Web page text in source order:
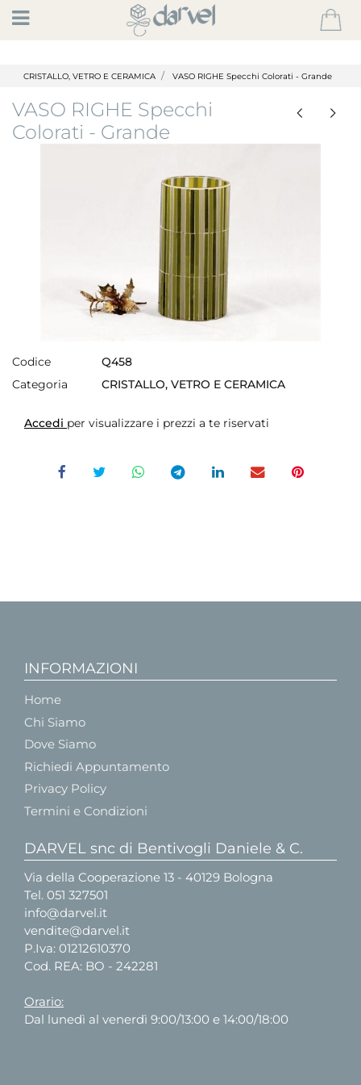
Open
CRISTALLO, VETRO E CERAMICA VASO RIGHE Specchi Colorati - Grande
VASO RIGHE Specchi
Colorati - Grande
Codice
Q458
Categoria
CRISTALLO, VETRO E CERAMICA
Accedi per visualizzare i prezzi a te riservati
INFORMAZIONI
Home
Chi Siamo
Dove Siamo
Richiedi Appuntamento
Privacy Policy
Termini e Condizioni
DARVEL snc di Bentivogli Daniele & C.
Via della Cooperazione 13 - 40129 Bologna
Tel. 051 327501
info@darvel.it
vendite@darvel.it
P.Iva: 01212610370
Cod. REA: BO - 242281
Orario:
Dal lunedì al venerdì 9:00/13:00 e 14:00/18:00